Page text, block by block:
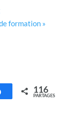
formation »
Partagez116
PARTAGES